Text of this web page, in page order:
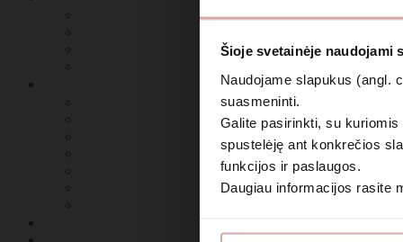
Šioje svetainėje naudojami
Naudojame slapukus (angl.
suasmeninti.
Galite pasirinkti, su
spustelėję ant konkrečios
funkcijos ir paslaugos.
Daugiau informacijos rasite